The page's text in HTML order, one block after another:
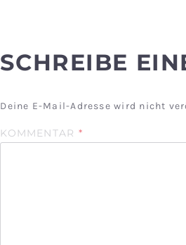
SCHREIBE
Deine E-Mail-Adresse wird nicht
KOMMENTAR *